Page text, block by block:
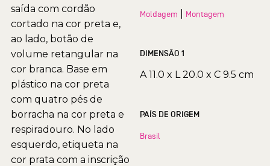
saída com cordão
cortado na cor preta e,
ao lado, botão de
volume retangular na
cor branca. Base em
plástico na cor preta
com quatro pés de
borracha na cor preta e
respiradouro. No lado
esquerdo, etiqueta na
cor prata com a inscrição
Moldagem Montagem
DIMENSÃO 1
A 11.0 x L 20.0 x C 9.5 cm
PAÍS DE ORIGEM
Brasil